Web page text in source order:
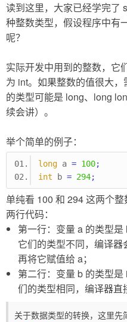
读到这里，大家已经学完了
种整数类型，假设程序中有
呢？
实际开发中用到的整数，它
为 int。如果整数的值很大
的类型可能是 long、long
续会讲）。
举个简单的例子：
long a = 100;
int b = 294;
单纯看 100 和 294 这两个
两行代码：
第一行：变量 a 的类型是
它们的类型不同，编译器
再将它赋值给 a；
第二行：变量 b 的类型
们的类型相同，编译器直
关于数据类型的转换，这里